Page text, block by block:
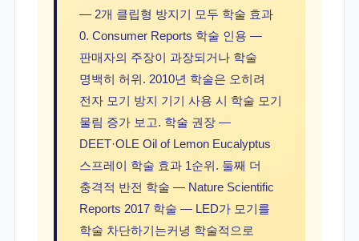
— 2개 클립형 방지기 모두 학술 효과
0. Consumer Reports 학술 인용 —
판매자의 주장이 과장되거나 학술
명백히 허위. 2010년 학술은 오히려
전자 모기 방지 기기 사용 시 학술 모기
물림 증가 보고. 학술 권장 —
DEET·OLE Oil of Lemon Eucalyptus
스프레이 학술 효과 1순위. 둘째 더
충격적 반전 학술 — Nature Scientific
Reports 2017 학술 — LED가 모기를
학술 차단하기는커녕 학술적으로